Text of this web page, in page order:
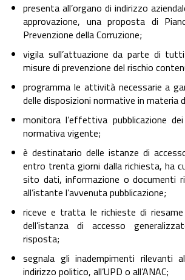
presenta all’organo di indirizzo
approvazione, una proposta di
Prevenzione della Corruzione;
vigila sull’attuazione da parte di
misure di prevenzione del rischio
programma le attività necessarie a
delle disposizioni normative in materia
monitora l’effettiva pubblicazione
normativa vigente;
è destinatario delle istanze di
entro trenta giorni dalla richiesta, ha
sito dati, informazione o documenti
all’istante l’avvenuta pubblicazione;
riceve e tratta le richieste di
dell’istanza di accesso
risposta;
segnala gli inadempimenti rilevanti
indirizzo politico, all’UPD o all’ANAC;